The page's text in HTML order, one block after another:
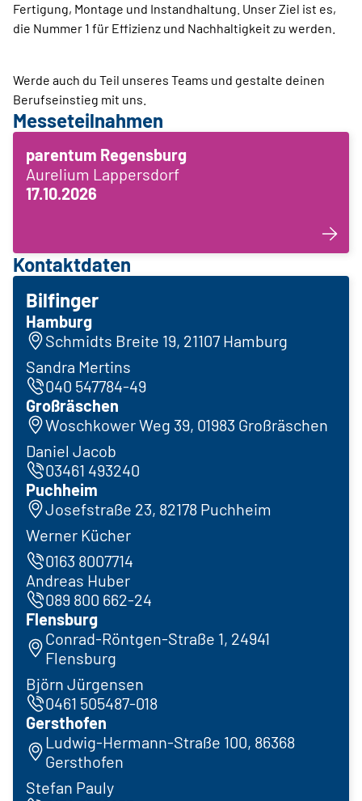
Fertigung, Montage und Instandhaltung. Unser Ziel ist es,
die Nummer 1 für Effizienz und Nachhaltigkeit zu werden.
Werde auch du Teil unseres Teams und gestalte deinen
Berufseinstieg mit uns.
Messeteilnahmen
parentum Regensburg
Aurelium Lappersdorf
17.10.2026
Kontaktdaten
Bilfinger
Hamburg
Schmidts Breite 19, 21107 Hamburg
Sandra Mertins
040 547784-49
Großräschen
Woschkower Weg 39, 01983 Großräschen
Daniel Jacob
03461 493240
Puchheim
Josefstraße 23, 82178 Puchheim
Werner Kücher
0163 8007714
Andreas Huber
089 800 662-24
Flensburg
Conrad-Röntgen-Straße 1, 24941
Flensburg
Björn Jürgensen
0461 505487-018
Gersthofen
Ludwig-Hermann-Straße 100, 86368
Gersthofen
Stefan Pauly